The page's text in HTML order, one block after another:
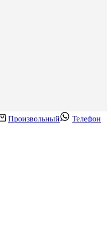
Произвольный Телефон